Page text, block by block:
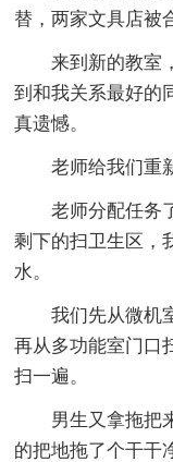
替，两家文具店
来到新的教室
到和我关系最好的
真遗憾。
老师给我们重
老师分配任务
剩下的扫卫生区，
水。
我们先从微机
再从多功能室门口
扫一遍。
男生又拿拖把
的把地拖了个干干